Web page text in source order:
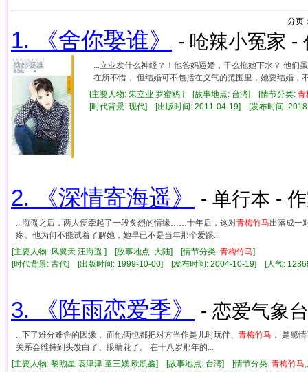
分页
1. 《舍你娶谁》 - 呛辣小冤家 -
...立业发什么神经？！他爸妈逼婚，干么拖她下水？ 他们
在所不惜， 但结婚可不包括在义气的范围里，她要结婚，
[主要人物: 朱立业 罗蜜鸥 ] [故事地点: 台湾] [情节分类: 青
[时代背景: 现代] [出版时间: 2011-04-19] [发布时间:
2. 《深情寄海遥》 - 单行本 -
...海遥之后，两人便牵起了一段炙烈的情缘……十年后，这对青梅竹马出落成一
疼。他为何不能试着了解她，她早已不是当年那个爱跟...
[主要人物: 风翼天 汪海遥 ] [故事地点: 大陆] [情节分类: 青梅竹马]
[时代背景: 古代] [出版时间: 1999-10-00] [发布时间: 2004-10-19] [人气:
3. 《阵雨恋爱季》 - 恋爱气象
...下了难分难舍的因缘， 而他俩也都把对方当作是儿时玩伴、 青梅竹马 ， 是感
关系会维持到头发白了、眼睛花了。 在十八岁那年的...
[主要人物: 黎煦星 袁津津 童三媄 欧凯鑫] [故事地点: 台湾] [情节分类: 青梅竹马